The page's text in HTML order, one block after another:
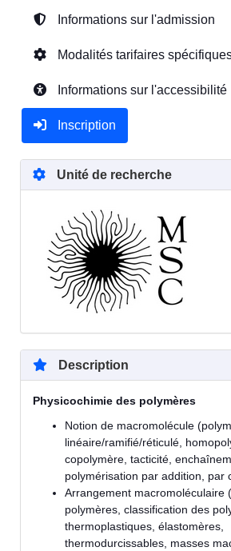
Informations sur l'admission
Modalités tarifaires
Informations sur l'accessibilité
Inscription
Unité de recherche
Description
Physicochimie des polymères
Notion de macromolécule
linéaire/ramifié/réticulé,
copolymère, tacticité,
polymérisation par addition, par
Arrangement macromoléculaire
polymères, classification des
thermoplastiques, élastomères,
thermodurcissables, masses